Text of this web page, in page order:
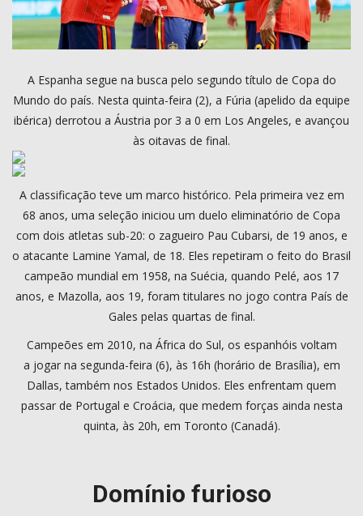
A Espanha segue na busca pelo segundo título de Copa do
Mundo do país. Nesta quinta-feira (2), a Fúria (apelido da equipe
ibérica) derrotou a Áustria por 3 a 0 em Los Angeles, e avançou
às oitavas de final.
A classificação teve um marco histórico. Pela primeira vez em
68 anos, uma seleção iniciou um duelo eliminatório de Copa
com dois atletas sub-20: o zagueiro Pau Cubarsi, de 19 anos, e
o atacante Lamine Yamal, de 18. Eles repetiram o feito do Brasil
campeão mundial em 1958, na Suécia, quando Pelé, aos 17
anos, e Mazolla, aos 19, foram titulares no jogo contra País de
Gales pelas quartas de final.
Campeões em 2010, na África do Sul, os espanhóis voltam
a jogar na segunda-feira (6), às 16h (horário de Brasília), em
Dallas, também nos Estados Unidos. Eles enfrentam quem
passar de Portugal e Croácia, que medem forças ainda nesta
quinta, às 20h, em Toronto (Canadá).
Domínio furioso